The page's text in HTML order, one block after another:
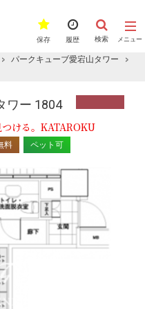
メニュー
検索
履歴
保存
パークキューブ愛宕山タワー
ワー 1804
ける。KATAROKU
料 ペット可